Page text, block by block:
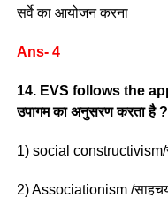
सर्वे का आयोजन करना
Ans- 4
14. EVS follows the
उपागम का अनुसरण करता है ?
1) social constructivism/
2) Associationism /